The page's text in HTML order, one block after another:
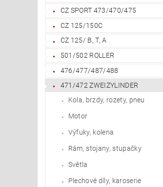
CZ SPORT 473/470/475
CZ 125/150C
CZ 125/ B, T, A
501/502 ROLLER
476/477/487/488
471/472 ZWEIZYLINDER
Kola, brzdy, rozety, pneu
Motor
Výfuky, kolena
Rám, stojany, stupačky
Světla
Plechové díly, karoserie